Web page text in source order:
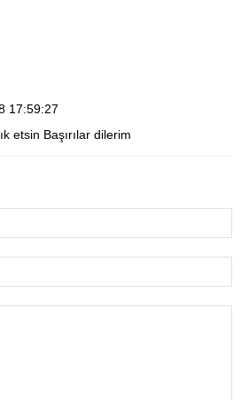
17:59:27
etsin Başırılar dilerim